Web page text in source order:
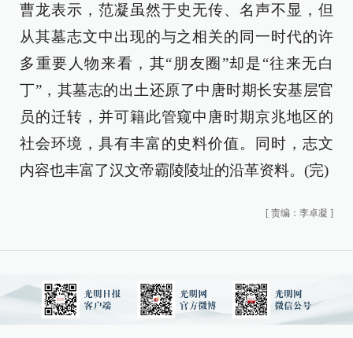
曹龙表示，范凝虽然于史无传、名声不显，但
从其墓志文中出现的与之相关的同一时代的许
多重要人物来看，其“朋友圈”却是“往来无白
丁”，其墓志的出土还原了中唐时期长安基层官
员的迁转，并可籍此管窥中唐时期京兆地区的
社会环境，具有丰富的史料价值。同时，志文
内容也丰富了汉文帝霸陵陵址的沿革资料。(完)
[ 责编：李卓凝 ]